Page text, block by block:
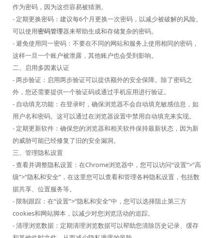
作为密码，因为这些容易被猜测。
- 定期更换密码：建议每6个月更换一次密码，以减少被破解的风险。
可以使用密码管理器来帮助生成和存储复杂的密码。
- 避免使用同一密码：不要在不同的网站和服务上使用相同的密码，
这样一旦一个账户被泄露，其他账户也会受到影响。
二、启用多因素认证
- 两步验证：启用两步验证可以提供额外的安全保障。除了密码之
外，您还需要提供一个验证码或通过手机应用进行验证。
- 自动填充功能：在登录时，确保浏览器不会自动填充敏感信息，如
用户名和密码。这可以通过在浏览器设置中禁用自动填充来实现。
- 定期更新软件：确保您的浏览器和相关软件保持最新状态，因为新
的威胁可能已经修复了旧的安全漏洞。
三、管理隐私设置
- 查看并调整隐私设置：在Chrome浏览器中，您可以访问“设置”>“高
级”>“隐私和安全”，在这里您可以查看和管理各种隐私设置，包括数
据共享、位置服务等。
- 限制跟踪：在“设置”>“隐私和安全”中，您可以选择阻止第三方
cookies和网站脚本，以减少对您浏览活动的追踪。
- 清理浏览数据：定期清理浏览数据可以帮助您清除历史记录、缓存